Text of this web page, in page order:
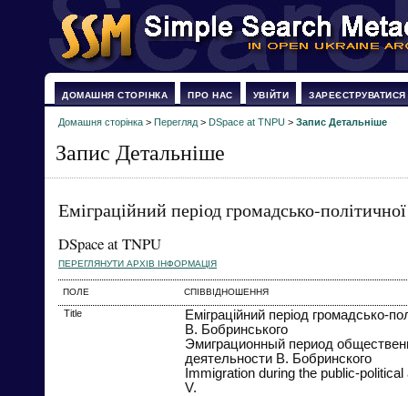
ДОМАШНЯ СТОРІНКА ПРО НАС УВІЙТИ ЗАРЕЄСТРУВАТИСЯ
Домашня сторінка > Перегляд > DSpace at TNPU > Запис Детальніше
Запис Детальніше
Еміграційний період громадсько-
DSpace at TNPU
ПЕРЕГЛЯНУТИ АРХІВ ІНФОРМАЦІЯ
ПОЛЕ СПІВВІДНОШЕННЯ
Title
Еміграційний період громадсько-
В. Бобринського
Эмиграционный период
деятельности В. Бобринского
Immigration during the public-
V.